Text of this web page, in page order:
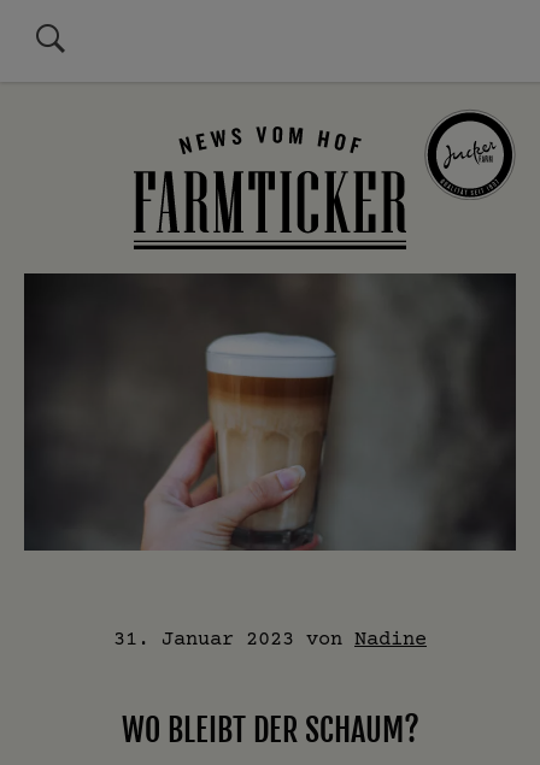
31. Januar 2023 von Nadine
WO BLEIBT DER SCHAUM?